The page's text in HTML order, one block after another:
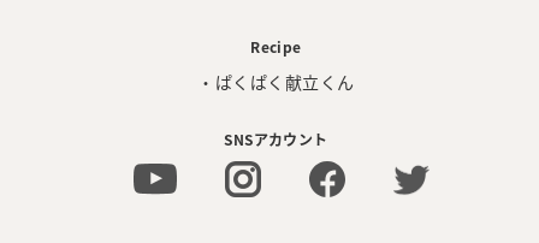
Recipe
・ぱくぱく献立くん
SNSアカウント